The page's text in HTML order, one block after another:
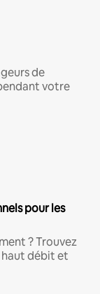
de
votre
pour les
? Trouvez
haut débit et